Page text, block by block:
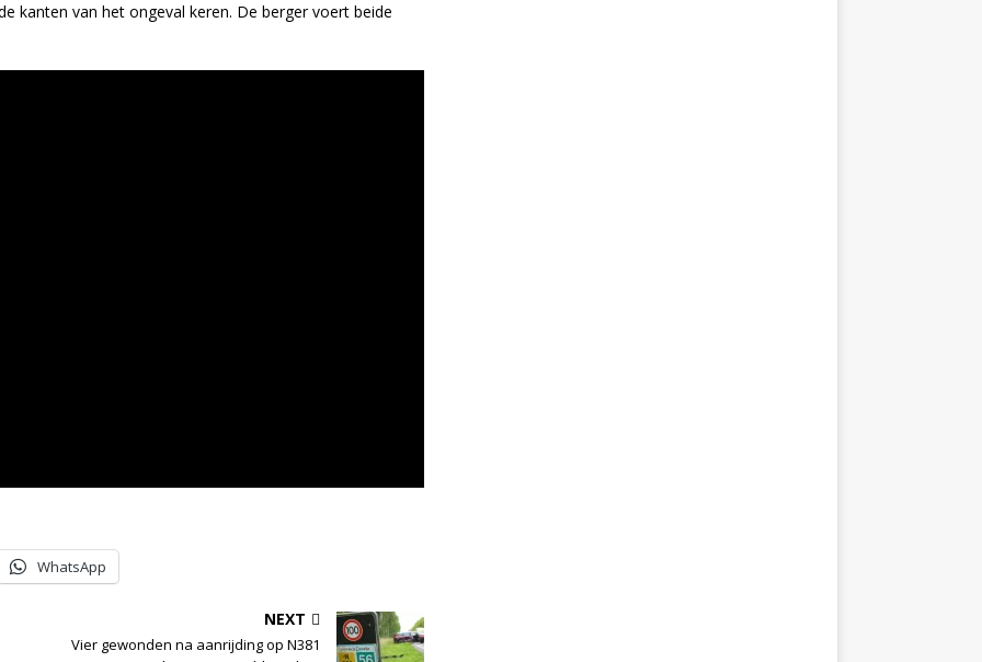
kanten van het ongeval keren. De berger voert beide
WhatsApp
NEXT
Vier gewonden na aanrijding op N381